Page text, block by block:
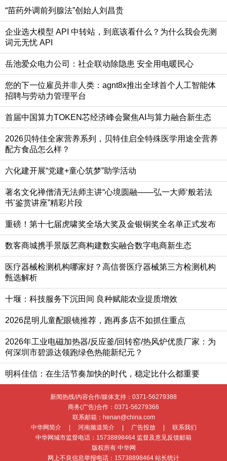
“苗药外调前列腺法”创始人刘昌贵
企业选大模型 API 中转站，到底该看什么？为什么我会先测
词元无忧 API
岳池爱众电力公司：社企联动除隐患 安全用电暖民心
您的下一位雇员并非人类：agnt8x推出全球首个人工智能体
招聘与劳动力管理平台
首届中国算力TOKEN芯经济峰会聚焦AI与算力融合新生态
2026贝特佳全家营养系列，贝特佳启全特殊医学用途全营养
配方食品怎么样？
六化建开展“党建+童心筑梦”助学活动
著名文化禅僧清无法师主讲“心境圆融——弘一大师‘般若法
书’鉴赏讲座”精彩片段
重磅！第十七届虎啸奖全场大奖及金银铜奖全名单正式发布
数客商城携手景版艺商构建数实融合数字电商新生态
医疗器械检测机构哪家好？高信誉医疗器械第三方检测机构
甄选解析
十堰：科技服务下沉田间 良种赋能农业提质增效
2026昆明儿童配眼镜推荐，跑再多店不如抓住重点
2026年工业电磁加热器/反应釜/回转窑/热风炉优质厂家：为
何深圳市碧源达领跑绿色热能新纪元？
明科佳信：在生活节奏加快的时代，稳定比什么都重要
新闻热线/内容合作/媒体支持： 0371-56279388
商务(广告)合作： 0371-56279366
联系邮箱：henan@china.com
中华网简介
河南频道简介 广告投放
联系我们
中华网城市监督电话： 15738898464 监督及意见反馈邮箱
版权所有 中华网
网上不良信息举报电话： 15738898464 站长统计